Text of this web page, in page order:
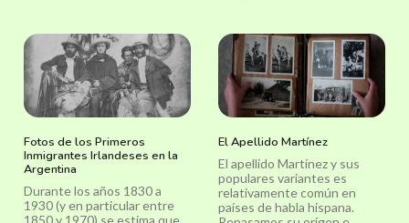
Fotos de los Primeros
Inmigrantes Irlandeses en la
Argentina
Durante los años 1830 a
1930 (y en particular entre
1850 y 1970) se estima que
El Apellido Martínez
El apellido Martínez y sus
populares variantes es
relativamente común en
países de habla hispana.